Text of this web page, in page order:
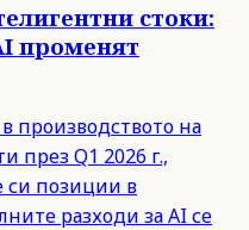
стоки:
променят
производството на
през Q1 2026 г.,
си позиции в
разходи за AI се